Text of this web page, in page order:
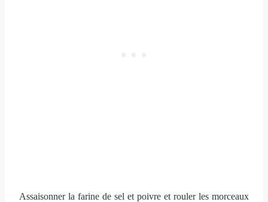
Assaisonner la farine de sel et poivre et rouler les morceaux